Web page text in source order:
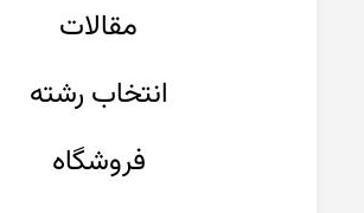
مقالات
انتخاب رشته
فروشگاه